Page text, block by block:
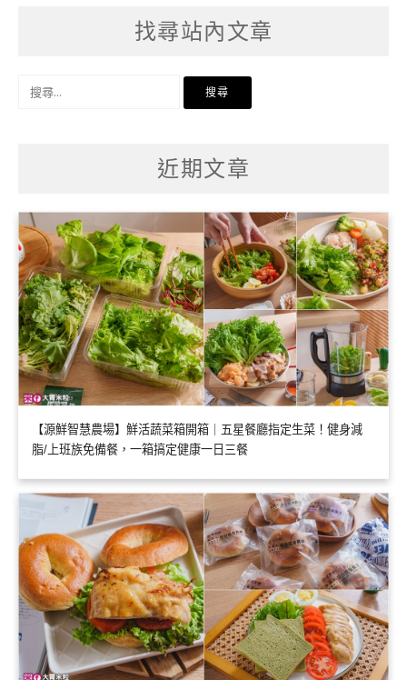
找尋站內文章
近期文章
【源鮮智慧農場】鮮活蔬菜箱開箱｜五星餐廳指定生菜！健身減
脂/上班族免備餐，一箱搞定健康一日三餐